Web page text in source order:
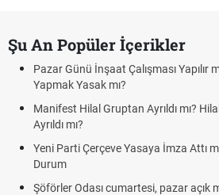
Şu An Popüler İçerikler
Pazar Günü İnşaat Çalışması Yapılır
Yapmak Yasak mı?
Manifest Hilal Gruptan Ayrıldı mı?
Ayrıldı mı?
Yeni Parti Çerçeve Yasaya İmza Attı
Durum
Şöförler Odası cumartesi, pazar açık